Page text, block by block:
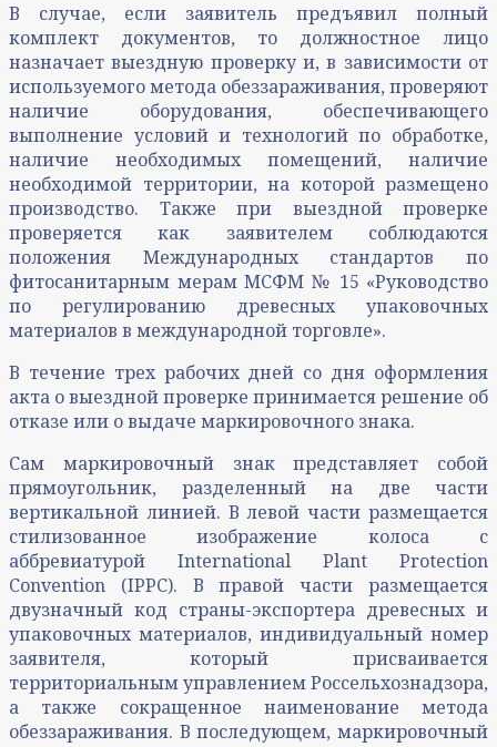
В случае, если заявитель предъявил полный
комплект документов, то должностное лицо
назначает выездную проверку и, в зависимости от
используемого метода обеззараживания, проверяют
наличие оборудования, обеспечивающего
выполнение условий и технологий по обработке,
наличие необходимых помещений, наличие
необходимой территории, на которой размещено
производство. Также при выездной проверке
проверяется как заявителем соблюдаются
положения Международных стандартов по
фитосанитарным мерам МСФМ № 15 «Руководство
по регулированию древесных упаковочных
материалов в международной торговле».
В течение трех рабочих дней со дня оформления
акта о выездной проверке принимается решение об
отказе или о выдаче маркировочного знака.
Сам маркировочный знак представляет собой
прямоугольник, разделенный на две части
вертикальной линией. В левой части размещается
стилизованное изображение колоса с
аббревиатурой International Plant Protection
Convention (IPPC). В правой части размещается
двузначный код страны-экспортера древесных и
упаковочных материалов, индивидуальный номер
заявителя, который присваивается
территориальным управлением Россельхознадзора,
а также сокращенное наименование метода
обеззараживания. В последующем, маркировочный